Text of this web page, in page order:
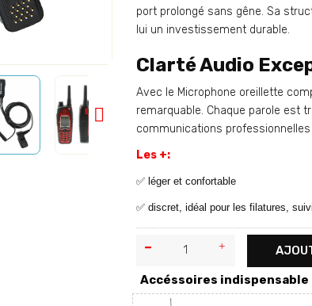

port prolongé sans gêne. Sa
lui un investissement durable.
Clarté Audio
Avec le Microphone oreillette
remarquable. Chaque parole est
communications
Les +:
✅ léger et confortable
✅ discret, idéal pour les filatures,
Accéssoires indispensable